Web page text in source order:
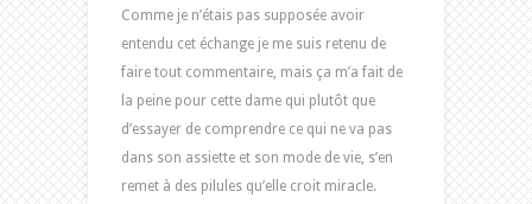
Comme je n’étais pas supposée avoir
entendu cet échange je me suis retenu de
faire tout commentaire, mais ça m’a fait de
la peine pour cette dame qui plutôt que
d’essayer de comprendre ce qui ne va pas
dans son assiette et son mode de vie, s’en
remet à des pilules qu’elle croit miracle.